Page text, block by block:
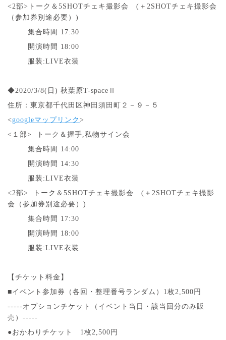
<2部>トーク＆5SHOTチェキ撮影会 (＋2SHOTチェキ撮影会
（参加券別途必要）)
集合時間 17:30
開演時間 18:00
服装:LIVE衣装
◆2020/3/8(日) 秋葉原T-spaceⅡ
住所：東京都千代田区神田須田町２－９－５
<googleマップリンク >
<１部> トーク＆握手,私物サイン会
集合時間 14:00
開演時間 14:30
服装:LIVE衣装
<2部> トーク＆5SHOTチェキ撮影会 (＋2SHOTチェキ撮影
会（参加券別途必要）)
集合時間 17:30
開演時間 18:00
服装:LIVE衣装
【チケット料金】
■イベント参加券（各回・整理番号ランダム）1枚2,500円
-----オプションチケット（イベント当日・該当回分のみ販
売）-----
●おかわりチケット 1枚2,500円